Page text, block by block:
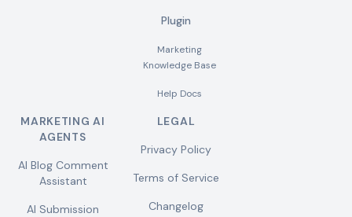
Plugin
Marketing
Knowledge Base
Help Docs
MARKETING AI
AGENTS
AI Blog Comment
Assistant
AI Submission
LEGAL
Privacy Policy
Terms of Service
Changelog